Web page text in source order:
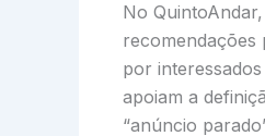
No
recomendações
por
apoiam a
“anúncio